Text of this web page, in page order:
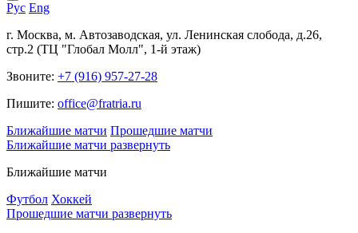
Рус Eng
г. Москва, м. Автозаводская, ул. Ленинская слобода, д.26,
стр.2 (ТЦ "Глобал Молл", 1-й этаж)
Звоните: +7 (916) 957-27-28
Пишите: office@fratria.ru
Ближайшие матчи Прошедшие матчи
Ближайшие матчи развернуть
Ближайшие матчи
Футбол Хоккей
Прошедшие матчи развернуть